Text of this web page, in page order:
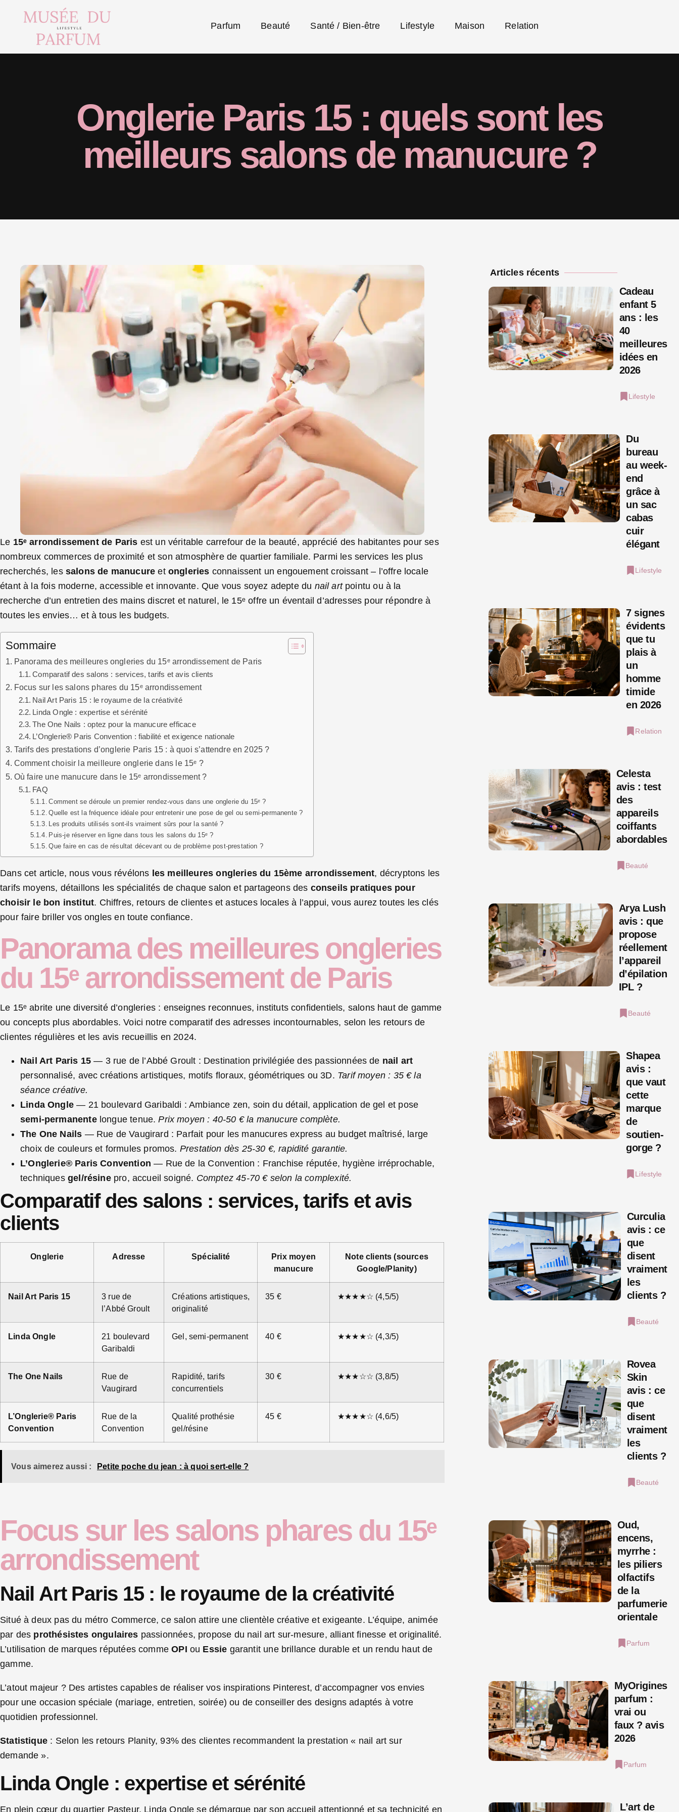
Parfum Beauté Santé / Bien-être Lifestyle Maison Relation
Onglerie Paris 15 : quels sont les
meilleurs salons de manucure ?
Le 15ᵉ arrondissement de Paris est un véritable carrefour de la beauté, apprécié des habitantes pour ses
nombreux commerces de proximité et son atmosphère de quartier familiale. Parmi les services les plus
recherchés, les salons de manucure et ongleries connaissent un engouement croissant – l’offre locale
étant à la fois moderne, accessible et innovante. Que vous soyez adepte du nail artpointu ou à la
recherche d’un entretien des mains discret et naturel, le 15ᵉ offre un éventail d’adresses pour répondre à
toutes les envies… et à tous les budgets.
Sommaire
Panorama des meilleures ongleries du 15ᵉ arrondissement de Paris
Comparatif des salons : services, tarifs et avis clients
Focus sur les salons phares du 15ᵉ arrondissement
Nail Art Paris 15 : le royaume de la créativité
Linda Ongle : expertise et sérénité
The One Nails : optez pour la manucure efficace
L’Onglerie® Paris Convention : fiabilité et exigence nationale
Tarifs des prestations d’onglerie Paris 15 : à quoi s’attendre en 2025 ?
Comment choisir la meilleure onglerie dans le 15ᵉ ?
Où faire une manucure dans le 15ᵉ arrondissement ?
FAQ
Comment se déroule un premier rendez-vous dans une onglerie du 15ᵉ ?
Quelle est la fréquence idéale pour entretenir une pose de gel ou semi-permanente ?
Les produits utilisés sont-ils vraiment sûrs pour la santé ?
Puis-je réserver en ligne dans tous les salons du 15ᵉ ?
Que faire en cas de résultat décevant ou de problème post-prestation ?
Dans cet article, nous vous révélons les meilleures ongleries du 15ème arrondissement, décryptons les
tarifs moyens, détaillons les spécialités de chaque salon et partageons des conseils pratiques pour
choisir le bon institut. Chiffres, retours de clientes et astuces locales à l’appui, vous aurez toutes les clés
pour faire briller vos ongles en toute confiance.
Panorama des meilleures ongleries
du 15ᵉ arrondissement de Paris
Le 15ᵉ abrite une diversité d’ongleries : enseignes reconnues, instituts confidentiels, salons haut de gamme
ou concepts plus abordables. Voici notre comparatif des adresses incontournables, selon les retours de
clientes régulières et les avis recueillis en 2024.
Nail Art Paris 15 — 3 rue de l’Abbé Groult : Destination privilégiée des passionnées de nail art
personnalisé, avec créations artistiques, motifs floraux, géométriques ou 3D. Tarif moyen : 35 € la
séance créative.
Linda Ongle— 21 boulevard Garibaldi : Ambiance zen, soin du détail, application de gel et pose
semi-permanentelongue tenue.Prix moyen : 40-50 € la manucure complète.
The One Nails — Rue de Vaugirard : Parfait pour les manucures express au budget maîtrisé, large
choix de couleurs et formules promos. Prestation dès 25-30 €, rapidité garantie.
L’Onglerie® Paris Convention — Rue de la Convention : Franchise réputée, hygiène irréprochable,
techniques gel/résinepro, accueil soigné. Comptez 45-70 € selon la complexité.
Comparatif des salons : services, tarifs et avis
clients
Onglerie Adresse Spécialité
Prix moyen
manucure
Note clients (sources
Google/Planity)
Nail Art Paris 15
3 rue de
l’Abbé Groult
Créations artistiques,
originalité
35 € ★★★★☆ (4,5/5)
Linda Ongle
21 boulevard
Garibaldi
Gel, semi-permanent 40 € ★★★★☆ (4,3/5)
The One Nails
Rue de
Vaugirard
Rapidité, tarifs
concurrentiels
30 € ★★★☆☆ (3,8/5)
L’Onglerie® Paris
Convention
Rue de la
Convention
Qualité prothésie
gel/résine
45 € ★★★★☆ (4,6/5)
Vous aimerez aussi : Petite poche du jean : à quoi sert-elle ?
Focus sur les salons phares du 15ᵉ
arrondissement
Nail Art Paris 15 : le royaume de la créativité
Situé à deux pas du métro Commerce, ce salon attire une clientèle créative et exigeante. L’équipe, animée
par des prothésistes ongulaires passionnées, propose du nail art sur-mesure, alliant finesse et originalité.
L’utilisation de marques réputées commeOPI ou Essie garantit une brillance durable et un rendu haut de
gamme.
L’atout majeur ? Des artistes capables de réaliser vos inspirations Pinterest, d’accompagner vos envies
pour une occasion spéciale (mariage, entretien, soirée) ou de conseiller des designs adaptés à votre
quotidien professionnel.
Statistique: Selon les retours Planity, 93% des clientes recommandent la prestation « nail art sur
demande ».
Linda Ongle : expertise et sérénité
En plein cœur du quartier Pasteur, Linda Ongle se démarque par son accueil attentionné et sa technicité en
Articles récents
Cadeau
enfant 5
ans : les
40
meilleures
idées en
2026
Lifestyle
Du
bureau
au week-
end
grâce à
un sac
cabas
cuir
élégant
Lifestyle
7 signes
évidents
que tu
plais à
un
homme
timide
en 2026
Relation
Celesta
avis : test
des
appareils
coiffants
abordables
Beauté
Arya Lush
avis : que
propose
réellement
l’appareil
d’épilation
IPL ?
Beauté
Shapea
avis :
que vaut
cette
marque
de
soutien-
gorge ?
Lifestyle
Curculia
avis : ce
que
disent
vraiment
les
clients ?
Beauté
Rovea
Skin
avis : ce
que
disent
vraiment
les
clients ?
Beauté
Oud,
encens,
myrrhe :
les piliers
olfactifs
de la
parfumerie
orientale
Parfum
MyOrigines
parfum :
vrai ou
faux ? avis
2026
Parfum
L’art de